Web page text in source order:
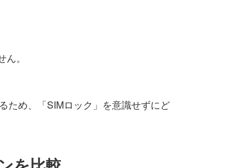
。
ため、「SIMロック」を意識せずにど